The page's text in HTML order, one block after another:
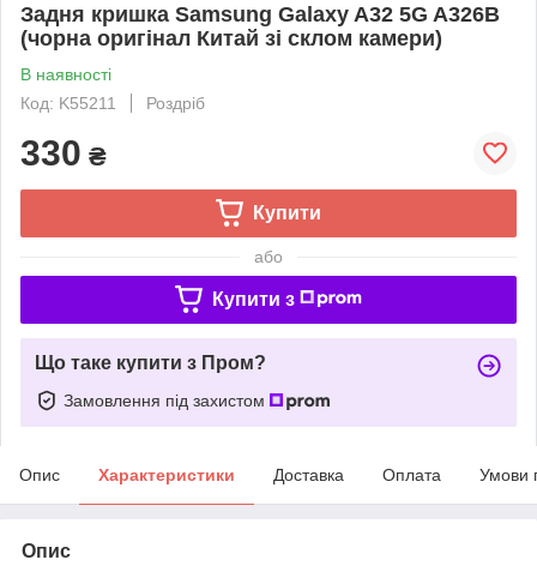
Задня кришка Samsung Galaxy A32 5G A326B
(чорна оригінал Китай зі склом камери)
В наявності
Код: K55211
Роздріб
330 ₴
Купити
або
Купити з
Що таке купити з Пром?
Замовлення під захистом
Опис Характеристики Доставка Оплата Умови
Опис